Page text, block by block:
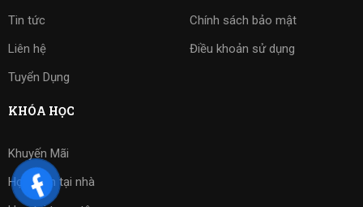
Tin tức
Liên hệ
Tuyển Dụng
Chính sách bảo mật
Điều khoản sử dụng
KHÓA HỌC
Khuyến Mãi
Học kèm tại nhà